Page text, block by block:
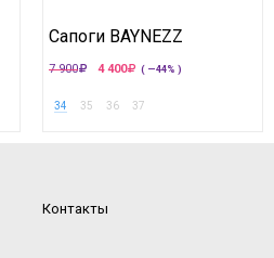
Сапоги BAYNEZZ
7 900 4 400 ( —44% )
34 35 36 37
Контакты